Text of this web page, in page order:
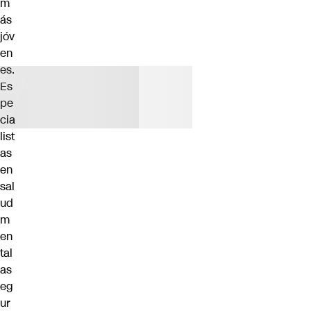
ás
jóv
en
es.
Es
pe
cia
list
as
en
sal
ud
m
en
tal
as
eg
ur